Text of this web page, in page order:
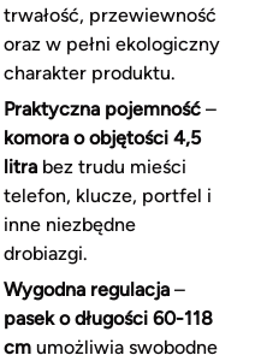
trwałość, przewiewność
oraz w pełni ekologiczny
charakter produktu.
Praktyczna pojemność–
komora o objętości 4,5
litrabez trudu mieści
telefon, klucze, portfel i
inne niezbędne
drobiazgi.
Wygodna regulacja–
pasek o długości 60-118
cmumożliwia swobodne